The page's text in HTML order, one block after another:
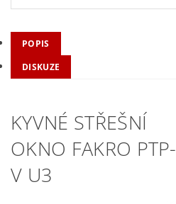
POPIS
DISKUZE
KYVNÉ STŘEŠNÍ
OKNO FAKRO PTP-
V U3